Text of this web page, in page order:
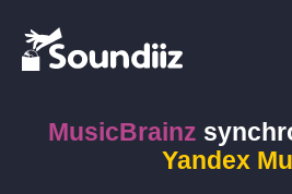
MusicBrainz
Yandex